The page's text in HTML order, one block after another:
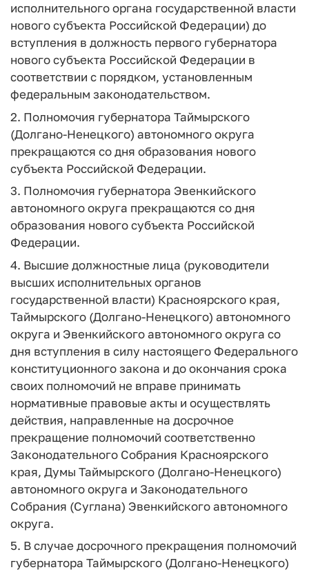
исполнительного органа государственной власти
нового субъекта Российской Федерации) до
вступления в должность первого губернатора
нового субъекта Российской Федерации в
соответствии с порядком, установленным
федеральным законодательством.
2. Полномочия губернатора Таймырского
(Долгано-Ненецкого) автономного округа
прекращаются со дня образования нового
субъекта Российской Федерации.
3. Полномочия губернатора Эвенкийского
автономного округа прекращаются со дня
образования нового субъекта Российской
Федерации.
4. Высшие должностные лица (руководители
высших исполнительных органов
государственной власти) Красноярского края,
Таймырского (Долгано-Ненецкого) автономного
округа и Эвенкийского автономного округа со
дня вступления в силу настоящего Федерального
конституционного закона и до окончания срока
своих полномочий не вправе принимать
нормативные правовые акты и осуществлять
действия, направленные на досрочное
прекращение полномочий соответственно
Законодательного Собрания Красноярского
края, Думы Таймырского (Долгано-Ненецкого)
автономного округа и Законодательного
Собрания (Суглана) Эвенкийского автономного
округа.
5. В случае досрочного прекращения полномочий
губернатора Таймырского (Долгано-Ненецкого)